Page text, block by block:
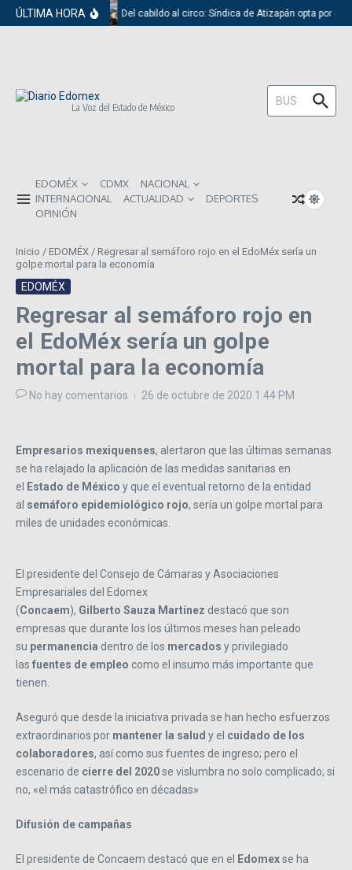
Saltar al contenido
ÚLTIMA HORA Del cabildo al circo: Síndica de Atizapán opta por el
La Voz del Estado de México
Buscar:
EDOMÉX CDMX
NACIONAL
INTERNACIONAL
ACTUALIDAD
DEPORTES
OPINIÓN
Inicio / EDOMÉX / Regresar al semáforo rojo en el EdoMéx sería un
golpe mortal para la economía
EDOMÉX
Regresar al semáforo rojo en
el EdoMéx sería un golpe
mortal para la economía
No hay comentarios 26 de octubre de 2020 1:44 PM
Empresarios mexiquenses, alertaron que las últimas semanas
se ha relajado la aplicación de las medidas sanitarias en
el
Estado de México y que el eventual retorno de la entidad
al semáforo epidemiológico rojo, sería un golpe mortal para
miles de unidades económicas.
El presidente del Consejo de Cámaras y Asociaciones
Empresariales del Edomex
(Concaem), Gilberto Sauza Martínez destacó que son
empresas que durante los los últimos meses han peleado
su permanencia dentro de los mercados y privilegiado
las fuentes de empleo como el insumo más importante que
tienen.
Aseguró que desde la iniciativa privada se han hecho esfuerzos
extraordinarios por mantener la salud y el cuidado de los
colaboradores, así como sus fuentes de ingreso; pero el
escenario de cierre del 2020se vislumbra no solo complicado; si
no, «el más catastrófico en décadas»
Difusión de campañas
El presidente de Concaem destacó que en el Edomexse ha